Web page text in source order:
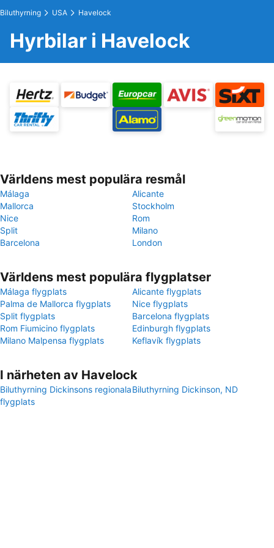
Biluthyrning USA Havelock
Hyrbilar i Havelock
Världens mest populära resmål
Málaga
Alicante
Mallorca
Stockholm
Nice
Rom
Split
Milano
Barcelona
London
Världens mest populära flygplatser
Málaga flygplats
Alicante flygplats
Palma de Mallorca flygplats
Nice flygplats
Split flygplats
Barcelona flygplats
Rom Fiumicino flygplats
Edinburgh flygplats
Milano Malpensa flygplats
Keflavík flygplats
I närheten av Havelock
Biluthyrning Dickinsons regionala
flygplats
Biluthyrning Dickinson, ND